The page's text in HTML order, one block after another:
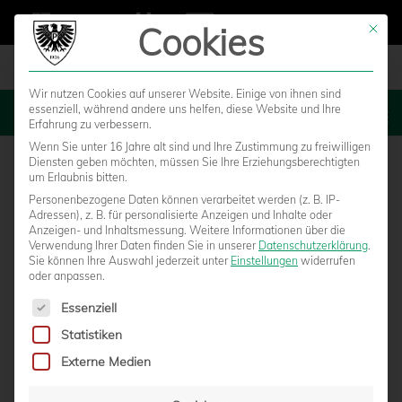
MENU
BILDERGALERIE VOM LETZTEN HEIMSPIEL
Mit
Cookies
Wir nutzen Cookies auf unserer Website. Einige von ihnen sind
essenziell, während andere uns helfen, diese Website und Ihre
Erfahrung zu verbessern.
Wenn Sie unter 16 Jahre alt sind und Ihre Zustimmung zu freiwilligen
Diensten geben möchten, müssen Sie Ihre Erziehungsberechtigten
um Erlaubnis bitten.
Personenbezogene Daten können verarbeitet werden (z. B. IP-
Adressen), z. B. für personalisierte Anzeigen und Inhalte oder
Anzeigen- und Inhaltsmessung. Weitere Informationen über die
Verwendung Ihrer Daten finden Sie in unserer Datenschutzerklärung.
Sie können Ihre Auswahl jederzeit unter Einstellungen widerrufen
oder anpassen.
Es folgt eine Liste der Service-Gruppen, für die eine
Essenziell
Statistiken
Externe Medien